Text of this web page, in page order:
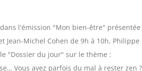
l'émission "Mon bien-être" présentée
Jean-Michel Cohen de 9h à 10h, Philippe
"Dossier du jour" sur le thème :
Vous avez parfois du mal à rester zen ?